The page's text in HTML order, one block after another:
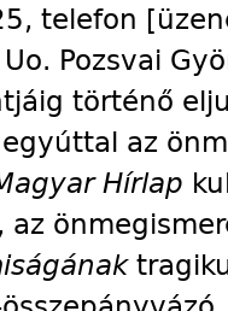
telefon
Pozsvai
történő
az
Hírlap
az